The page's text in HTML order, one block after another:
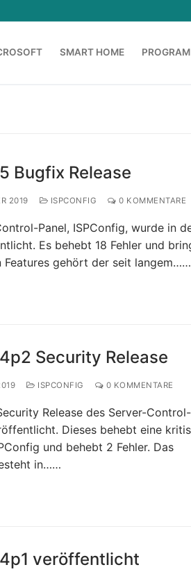
SMART HOME
Bugfix Release
2019 ISPCONFIG 0 KOMMENTARE
Panel, ISPConfig, wurde in
Es behebt 18 Fehler und
Features gehört der seit langem……
Security Release
ISPCONFIG 0 KOMMENTARE
Release des Server-Control-
Dieses behebt eine
und behebt 2 Fehler. Das
in……
veröffentlicht